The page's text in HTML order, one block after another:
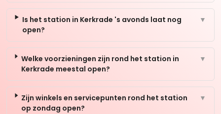
Is het station in Kerkrade 's avonds laat nog
open?
▼
Welke voorzieningen zijn rond het station in
Kerkrade meestal open?
▼
Zijn winkels en servicepunten rond het station
op zondag open?
▼